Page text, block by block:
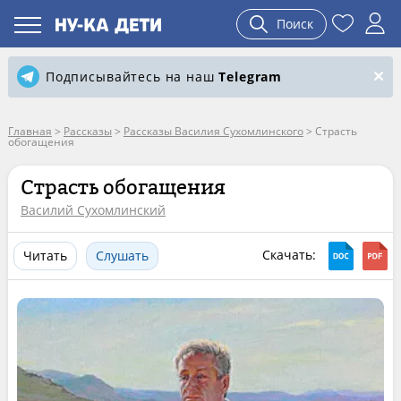
Поиск
Подписывайтесь на нашTelegram
Главная > Рассказы > Рассказы Василия Сухомлинского> Страсть
обогащения
Страсть обогащения
Василий Сухомлинский
Читать Слушать Скачать: